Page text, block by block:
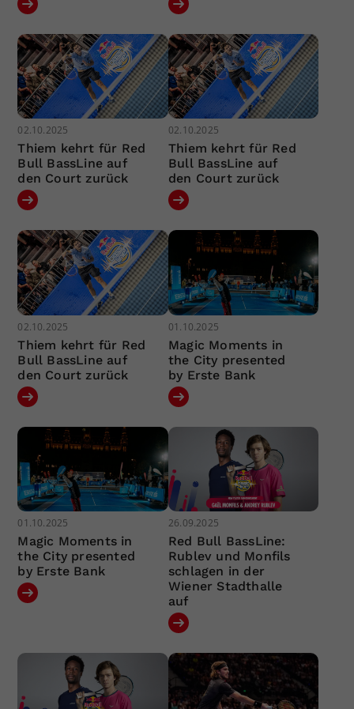
02.10.2025
Thiem kehrt für Red
Bull BassLine auf
den Court zurück
02.10.2025
Thiem kehrt für Red
Bull BassLine auf
den Court zurück
02.10.2025
Thiem kehrt für Red
Bull BassLine auf
den Court zurück
01.10.2025
Magic Moments in
the City presented
by Erste Bank
01.10.2025
Magic Moments in
the City presented
by Erste Bank
26.09.2025
Red Bull BassLine:
Rublev und Monfils
schlagen in der
Wiener Stadthalle
auf